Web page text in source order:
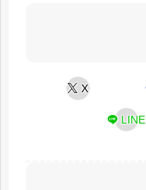
X
LINE